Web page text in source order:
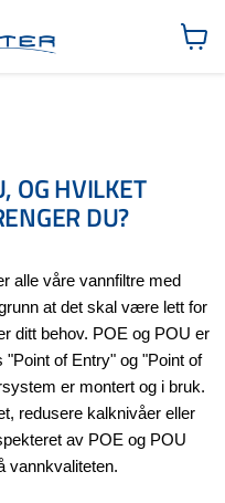
OG HVILKET
DU?
alle våre vannfiltre med
at det skal være lett for
ditt behov. POE og POU er
of Entry" og "Point of
er montert og i bruk.
redusere kalknivåer eller
av POE og POU
vannkvaliteten.